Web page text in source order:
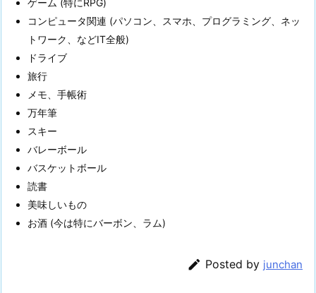
ゲーム (特にRPG)
コンピュータ関連 (パソコン、スマホ、プログラミング、ネッ
トワーク、などIT全般)
ドライブ
旅行
メモ、手帳術
万年筆
スキー
バレーボール
バスケットボール
読書
美味しいもの
お酒 (今は特にバーボン、ラム)
 Posted by junchan